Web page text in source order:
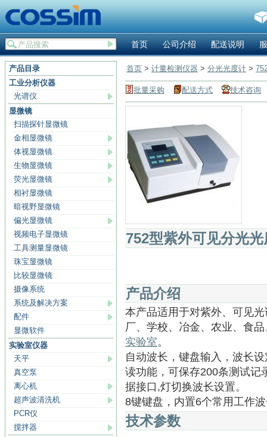
首页 公司介绍 配送说明
产品目录
工业分析仪器
光谱仪
显微镜
扫描探针显微镜
金相显微镜
体视显微镜
生物显微镜
荧光显微镜
相衬显微镜
暗视野显微镜
偏光显微镜
视频电子显微镜
工具测量显微镜
珠宝显微镜
比较显微镜
摄像系统
系统及解决方案
配件
显微软件
实验室仪器
天平
真空泵
离心机
超声波清洗机
PCR仪
搅拌器
首页 > 计量检测仪器 > 分光光度计 >
批量采购 配送方式 技术咨询
752型紫外可见分光光
产品介绍
本产品适用于对紫外、可见
厂、学校、冶金、农业、食
实验室。
自动波长，键盘输入，波长
读功能，可保存200条测试记
据接口,灯切换波长设置。
8键键盘，内置6个常用工作
技术参数